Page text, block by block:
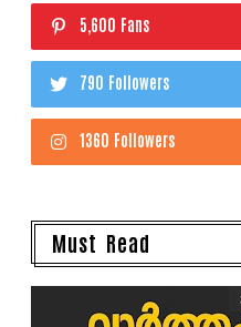
5,600 Fans
790 Followers
1360 Followers
Must Read